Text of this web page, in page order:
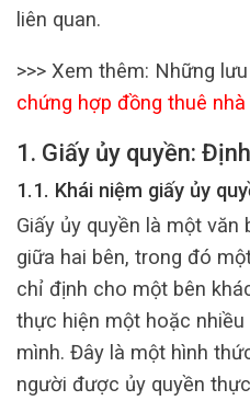
liên quan.
>>> Xem thêm: Những
chứng hợp đồng thuê nhà
1. Giấy ủy quyền:
1.1. Khái niệm giấy ủy
Giấy ủy quyền là một
giữa hai bên, trong đó
chỉ định cho một bên
thực hiện một hoặc
mình. Đây là một hình
người được ủy quyền